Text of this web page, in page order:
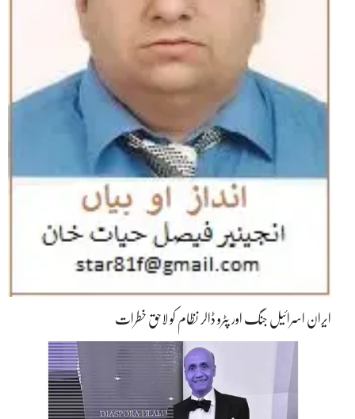
ایران اسرائیل جنگ اور پٹرو ڈالر نظام کو لاحق خطرات